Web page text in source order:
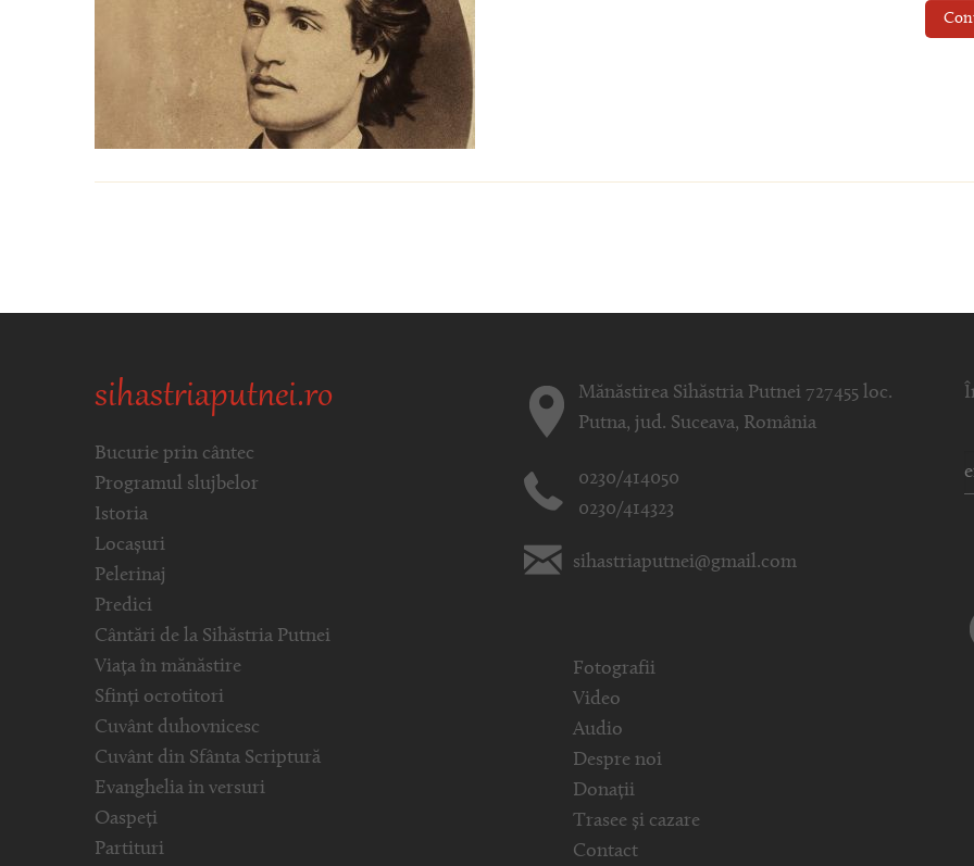
sihastriaputnei.ro
Bucurie prin cântec
Programul slujbelor
Istoria
Locașuri
Pelerinaj
Predici
Cântări de la Sihăstria Putnei
Viața în mănăstire
Sfinți ocrotitori
Cuvânt duhovnicesc
Cuvânt din Sfânta Scriptură
Evanghelia in versuri
Oaspeți
Partituri
Mănăstirea Sihăstria Putnei 727455 loc.
Putna, jud. Suceava, România
0230/414050
0230/414323
sihastriaputnei@gmail.com
Fotografii
Video
Audio
Despre noi
Donații
Trasee și cazare
Contact